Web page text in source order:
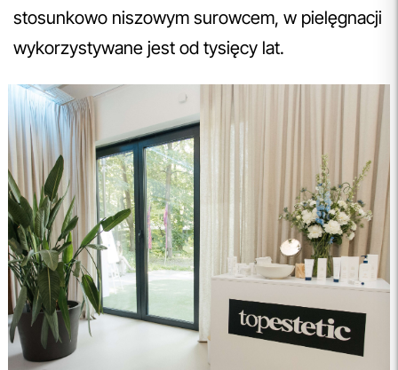
stosunkowo niszowym surowcem, w pielęgnacji
wykorzystywane jest od tysięcy lat.